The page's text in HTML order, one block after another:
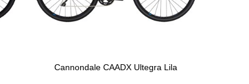
Cannondale CAADX Ultegra Lila